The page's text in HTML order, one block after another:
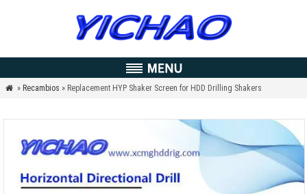
 » Recambios » Replacement HYP Shaker Screen for HDD Drilling Shakers